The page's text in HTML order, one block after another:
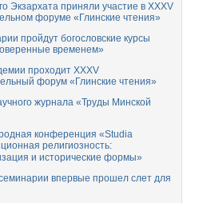
Экзархата приняли участие в XXXV
форуме «Глинские чтения»
пройдут богословские курсы
временем»
проходит XXXV
форум «Глинские чтения»
журнала «Труды Минской
конференция «Studia
религиозность:
и исторические формы»
впервые прошел слет для